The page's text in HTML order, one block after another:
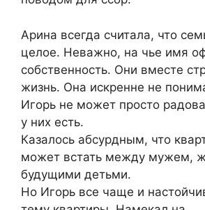
Арина всегда считала, что
целое. Неважно, на чье имя
собственность. Они вместе
жизнь. Она искренне не
Игорь не может просто
у них есть.
Казалось абсурдным, что
может встать между мужем,
будущими детьми.
Но Игорь все чаще и